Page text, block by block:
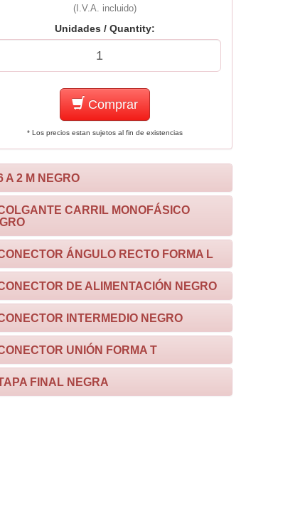
(I.V.A. incluido)
Unidades / Quantity:
Comprar
* Los precios estan sujetos al fin de existencias
A 2 M NEGRO
CARRIL MONOFÁSICO
ÁNGULO RECTO FORMA L
DE ALIMENTACIÓN NEGRO
INTERMEDIO NEGRO
UNIÓN FORMA T
FINAL NEGRA